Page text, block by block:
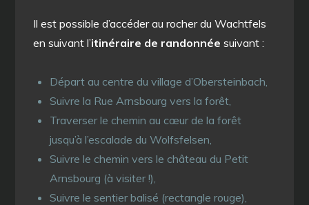
Il est possible d’accéder au rocher du Wachtfels
en suivant l’itinéraire de randonnée suivant :
Départ au centre du village d’Obersteinbach,
Suivre la Rue Arnsbourg vers la forêt,
Traverser le chemin au cœur de la forêt
jusqu’à l’escalade du Wolfsfelsen,
Suivre le chemin vers le château du Petit
Arnsbourg (à visiter !),
Suivre le sentier balisé (rectangle rouge),